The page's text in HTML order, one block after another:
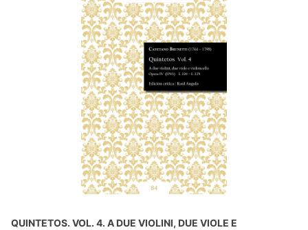
QUINTETOS. VOL. 4. A DUE VIOLINI, DUE VIOLE E